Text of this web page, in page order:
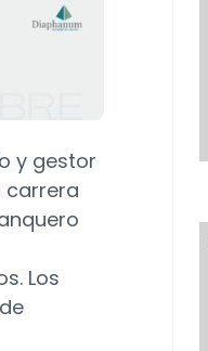
y gestor
carrera
Los